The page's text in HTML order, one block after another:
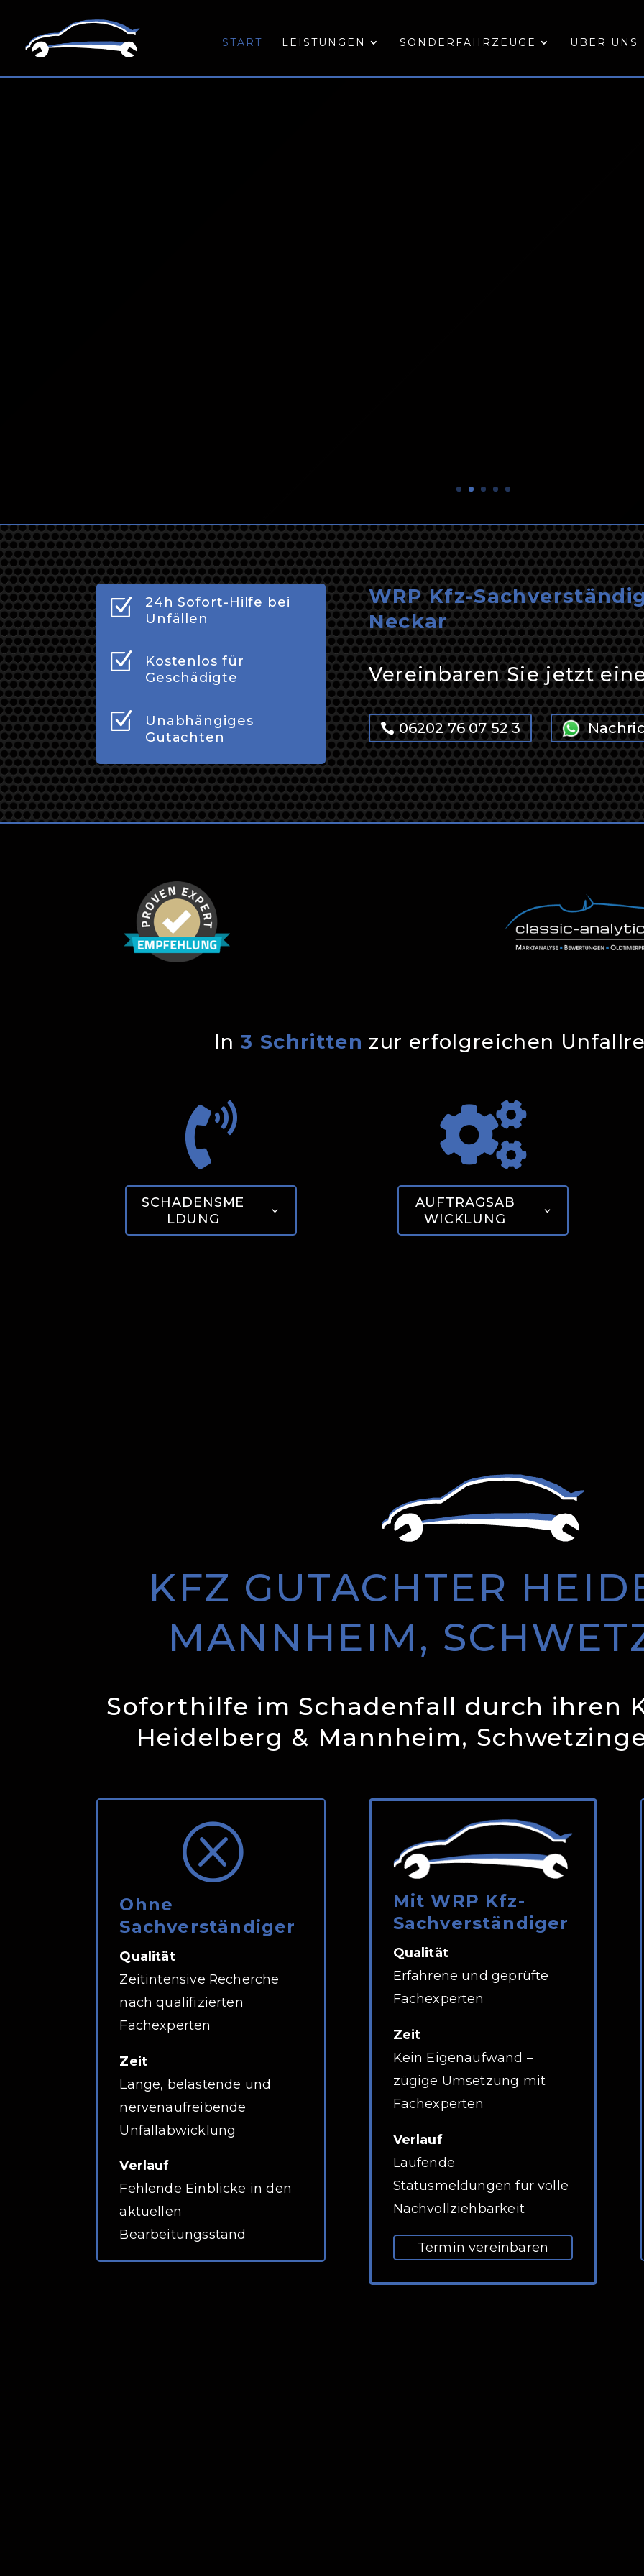
START LEISTUNGEN SONDERFAHRZEUGE ÜBER UNS
Z
24h Sofort-Hilfe bei
Unfällen
Z
Kostenlos für
Geschädigte
Z
Unabhängiges
Gutachten
WRP Kfz-
Neckar
Vereinbaren Sie jetzt
06202 76 07 52 3
In3 Schritten zur erfolgreichen

SCHADENSME
LDUNG

AUFTRAGSAB
WICKLUNG
KFZ GUTACHTER
MANNHEIM,
Soforthilfe im Schadenfall durch ihren
Heidelberg & Mannheim,
Q
Ohne
Sachverständiger
Qualität
Zeitintensive Recherche
nach qualifizierten
Fachexperten
Zeit
Lange, belastende und
nervenaufreibende
Unfallabwicklung
Verlauf
Fehlende Einblicke in den
aktuellen
Bearbeitungsstand
Mit WRP Kfz-
Sachverständiger
Qualität
Erfahrene und geprüfte
Fachexperten
Zeit
Kein Eigenaufwand –
zügige Umsetzung mit
Fachexperten
Verlauf
Laufende
Statusmeldungen für volle
Nachvollziehbarkeit
Termin vereinbaren